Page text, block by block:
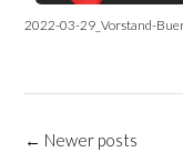
2022-03-29_Vorstand-
Posts
← Newer posts